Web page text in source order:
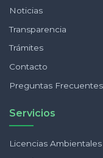
Noticias
Transparencia
Trámites
Contacto
Preguntas Frecuentes
Servicios
Licencias Ambientales